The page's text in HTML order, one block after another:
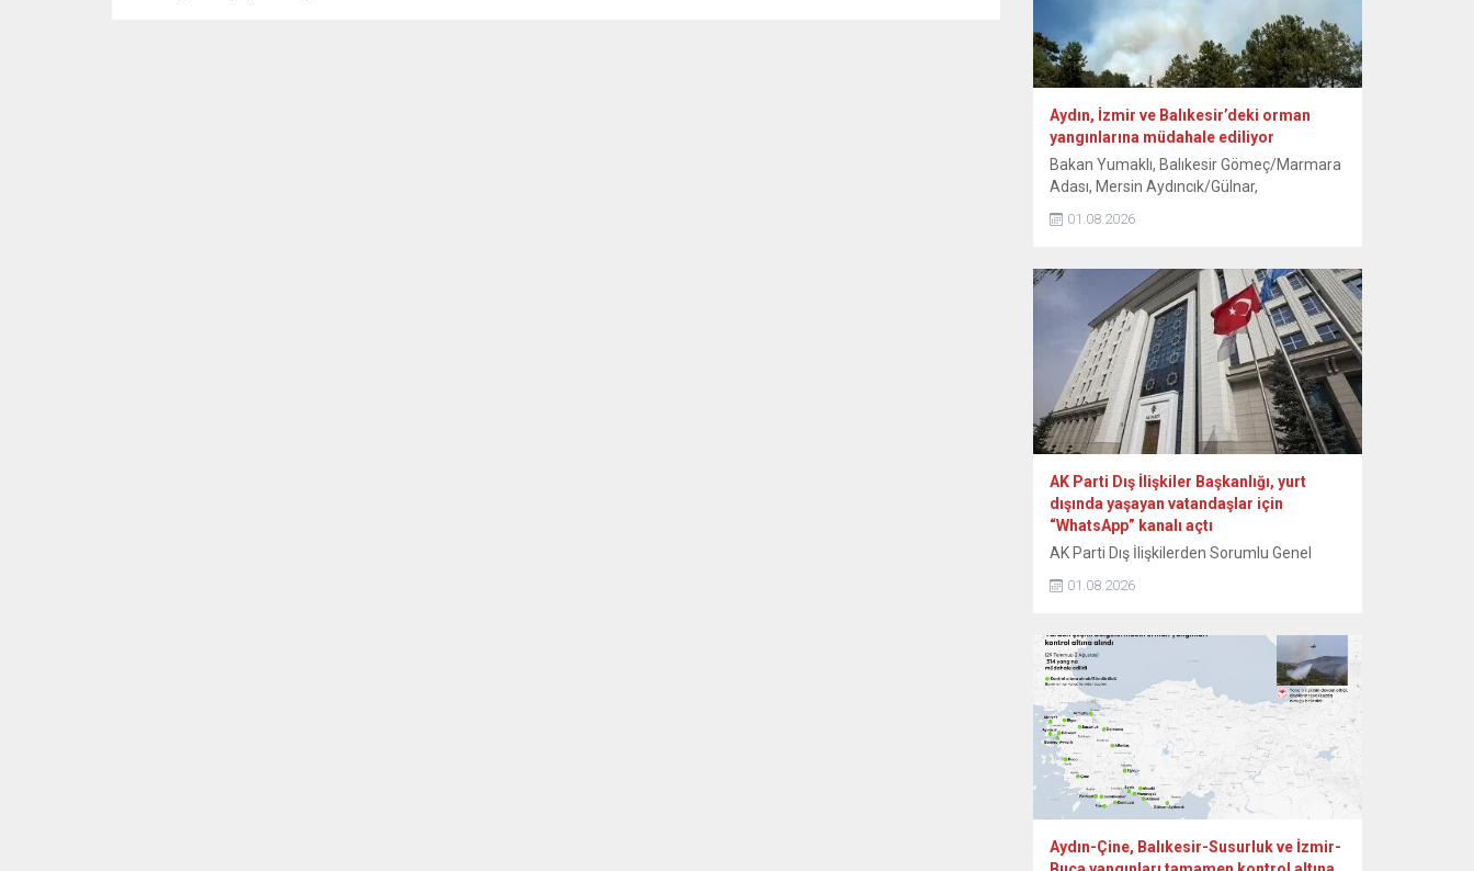
Aydın, İzmir ve Balıkesir’deki orman
yangınlarına müdahale ediliyor
Bakan Yumaklı, Balıkesir Gömeç/Marmara
Adası, Mersin Aydıncık/Gülnar,
Kocaeli/Dilovası orman yangınlarının
kontrol altına alındığını bildirdi. Aydın’ın Çine
ilçesinde ormanlık alanda 30 Temmuz’da
başlayan yangına havadan ve karadan
müdahale 3. gününde sürüyor. Kavşıt
mevkisindeki ormanlık alanda devam eden
yangına ekipler, gece boyunca müdahale...
01.08.2026
AK Parti Dış İlişkiler Başkanlığı, yurt
dışında yaşayan vatandaşlar için
“WhatsApp” kanalı açtı
AK Parti Dış İlişkilerden Sorumlu Genel
dışında yaşayan vatandaşlara yönelik
ulaştırılması amacıyla “WhatsApp” kanalı
açtıklarını duyurdu. Sırakaya, sosyal medya
hesabından yaptığı açıklamada,
WhatsApp’ın toplu mesajlaşma
uygulamalarına ilişkin koşulları nedeniyle
hesabına getirilen sınırlandırma sonrasında
yeni bir iletişim kanalını devreye aldıklarını
bildirdi....
01.08.2026
Aydın-Çine, Balıkesir-Susurluk ve İzmir-